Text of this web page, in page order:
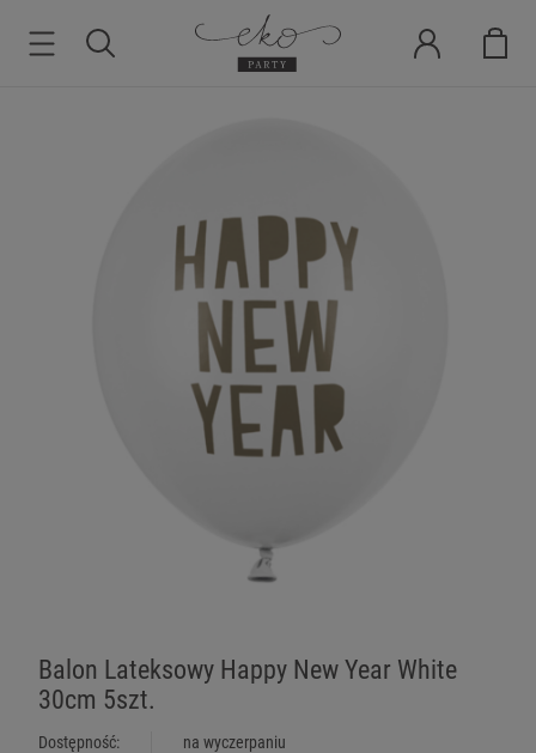
Balon Lateksowy Happy New Year White
30cm 5szt.
Dostępność: na wyczerpaniu